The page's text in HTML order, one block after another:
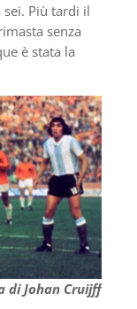
sei. Più tardi il
senza
è stata la
di Johan Cruijff